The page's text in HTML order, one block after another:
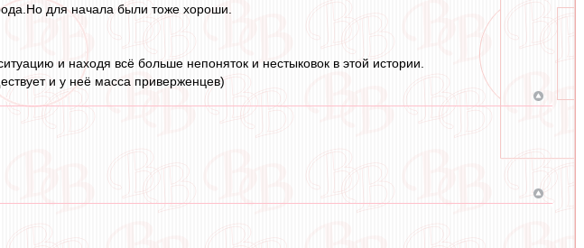
для начала были тоже хороши.
и находя всё больше непоняток и нестыковок в этой истории.
и у неё масса приверженцев)